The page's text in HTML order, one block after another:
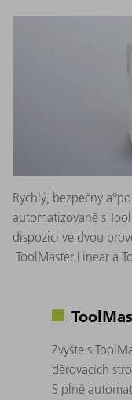
Rychlý, bezpečný
automatizovaně s
dispozici ve dvou
ToolMaster Linear a
Zvyšte s
děrovacích
S plně